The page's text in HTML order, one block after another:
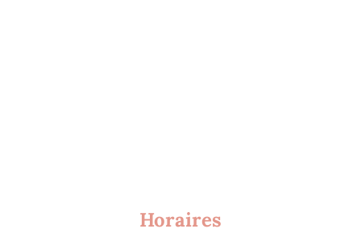
Horaires